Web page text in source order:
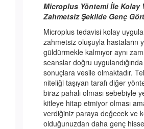
Microplus Yöntemi İle Kolay
Zahmetsiz Şekilde Genç
Microplus tedavisi kolay
zahmetsiz oluşuyla hastaların
güldürmekle kalmıyor aynı
seanslar doğru uygulandığında
sonuçlara vesile olmaktadır.
niteliği taşıyan tarafı diğer
biraz pahalı olması sebebiyle
kitleye hitap etmiyor olması
verdiğiniz paraya değecek ve
olduğunuzdan daha genç